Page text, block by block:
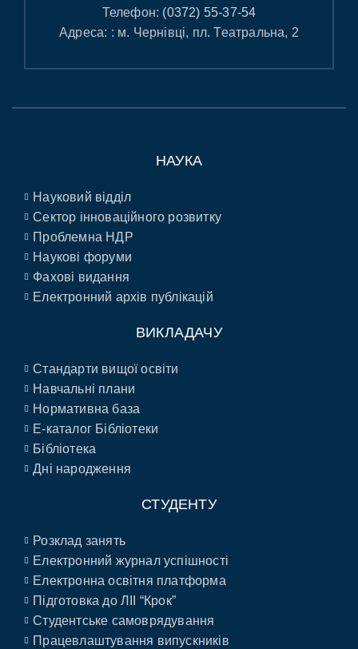
Телефон: (0372) 55-37-54
Адреса: : м. Чернівці, пл. Театральна, 2
НАУКА
Науковий відділ
Сектор інноваційного розвитку
Проблемна НДР
Наукові форуми
Фахові видання
Електронний архів публікацій
ВИКЛАДАЧУ
Стандарти вищої освіти
Навчальні плани
Нормативна база
E-каталог Бібліотеки
Бібліотека
Дні народження
СТУДЕНТУ
Розклад занять
Електронний журнал успішності
Електронна освітня платформа
Підготовка до ЛІІ “Крок”
Студентське самоврядування
Працевлаштування випускників